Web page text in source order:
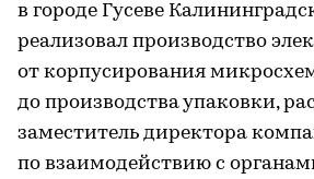
в городе Гусеве
реализовал производство
от корпусирования
до производства упаковки,
заместитель директора
по взаимодействию с